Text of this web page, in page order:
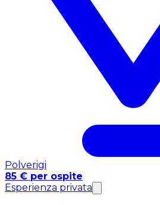
Polverigi
85 € per ospite
Esperienza privata